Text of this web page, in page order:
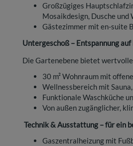
Großzügiges
Mosaikdesign, Dusche und
Gästezimmer mit en-suite
Untergeschoß – Entspannung
Die Gartenebene bietet
30 m² Wohnraum mit
Wellnessbereich mit
Funktionale Waschküche
Von außen zugänglicher,
Technik & Ausstattung – für ein
Gaszentralheizung mit